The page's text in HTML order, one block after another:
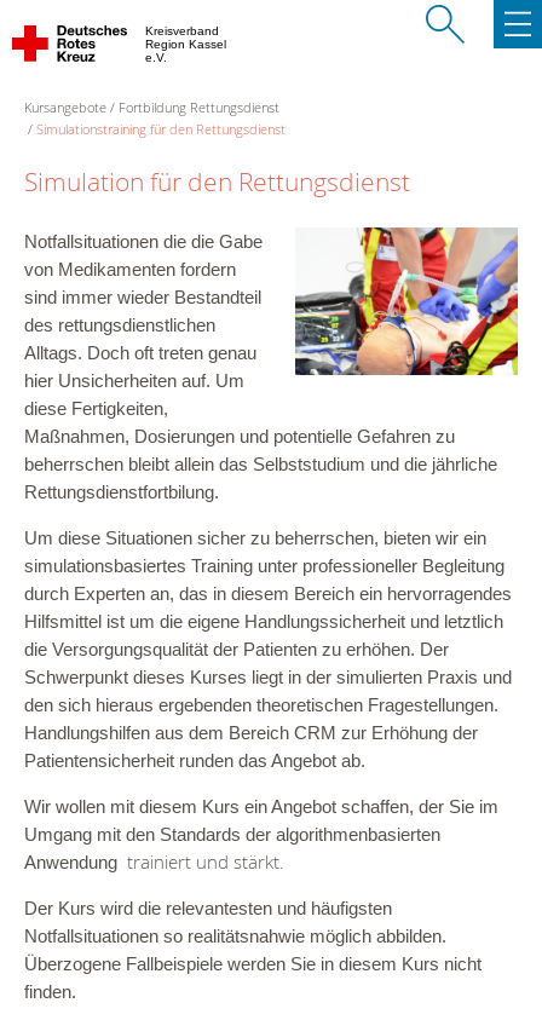
Kreisverband
Region Kassel
e.V.
Kursangebote
Fortbildung Rettungsdienst
Simulationstraining für den Rettungsdienst
Simulation für den Rettungsdienst
Notfallsituationen die die Gabe
von Medikamenten fordern
sind immer wieder Bestandteil
des rettungsdienstlichen
Alltags. Doch oft treten genau
hier Unsicherheiten auf. Um
diese Fertigkeiten,
Maßnahmen, Dosierungen und potentielle Gefahren zu
beherrschen bleibt allein das Selbststudium und die jährliche
Rettungsdienstfortbilung.
Um diese Situationen sicher zu beherrschen, bieten wir ein
simulationsbasiertes Training unter professioneller Begleitung
durch Experten an, das in diesem Bereich ein hervorragendes
Hilfsmittel ist um die eigene Handlungssicherheit und letztlich
die Versorgungsqualität der Patienten zu erhöhen. Der
Schwerpunkt dieses Kurses liegt in der simulierten Praxis und
den sich hieraus ergebenden theoretischen Fragestellungen.
Handlungshilfen aus dem Bereich CRM zur Erhöhung der
Patientensicherheit runden das Angebot ab.
Wir wollen mit diesem Kurs ein Angebot schaffen, der Sie im
Umgang mit den Standards der algorithmenbasierten
Anwendung trainiert und stärkt.
Der Kurs wird die relevantesten und häufigsten
Notfallsituationen so realitätsnahwie möglich abbilden.
Überzogene Fallbeispiele werden Sie in diesem Kurs nicht
finden.